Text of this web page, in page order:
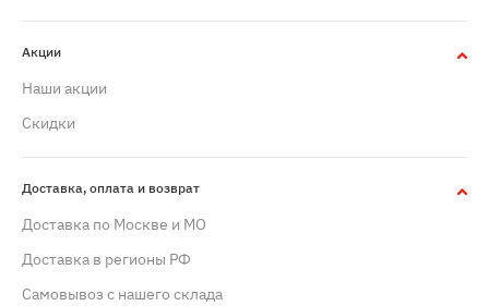
Акции
Наши акции
Скидки
Доставка, оплата и возврат
Доставка по Москве и МО
Доставка в регионы РФ
Самовывоз с нашего склада